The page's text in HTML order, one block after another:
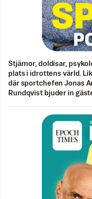
Stjärnor, doldisar,
plats i idrottens värld.
där sportchefen Jonas
Rundqvist bjuder in